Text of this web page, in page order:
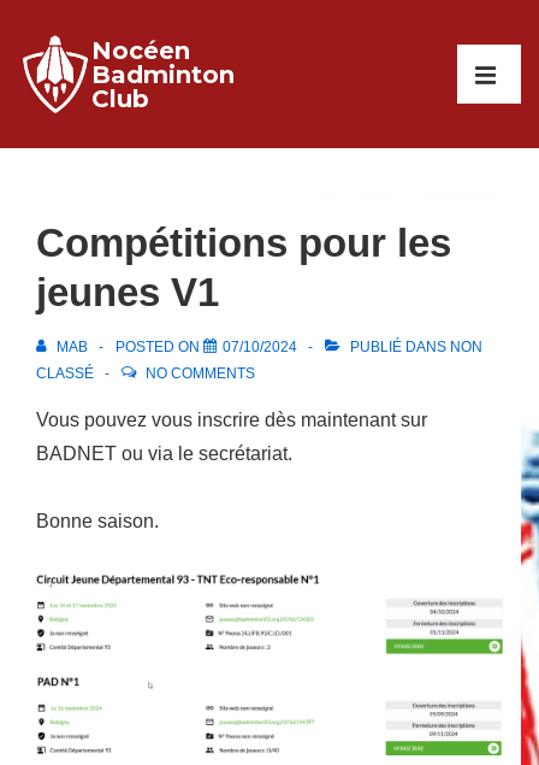
passer
contenu
principal
Nocéen
Badminton
Club
Compétitions pour les
jeunes V1
MAB POSTED ON 07/10/2024 PUBLIÉ DANS NON
CLASSÉ
NO COMMENTS
Vous pouvez vous inscrire dès maintenant sur
BADNET ou via le secrétariat.
Bonne saison.